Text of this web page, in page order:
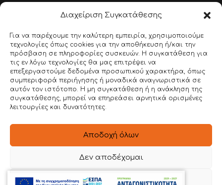
Διαχείριση Συγκατάθεσης
Για να παρέχουμε την καλύτερη εμπειρία, χρησιμοποιούμε
τεχνολογίες όπως cookies για την αποθήκευση ή/και την
πρόσβαση σε πληροφορίες συσκευών. Η συγκατάθεση για
τις εν λόγω τεχνολογίες θα μας επιτρέψει να
επεξεργαστούμε δεδομένα προσωπικού χαρακτήρα, όπως
συμπεριφορά περιήγησης ή μοναδικά αναγνωριστικά σε
αυτόν τον ιστότοπο. Η μη συγκατάθεση ή η ανάκληση της
συγκατάθεσης, μπορεί να επηρεάσει αρνητικά ορισμένες
λειτουργίες και δυνατότητες.
Αποδοχή όλων
Δεν αποδέχομαι
Προβολή προτιμήσεων
info@dimitroulakos.gr
Αξιολογήστε μας!
© 2026 Θ. ΔΗΜΗΤΡΟΥΛΑΚΟΣ Α.Β.Ε.Ε. | All Rights